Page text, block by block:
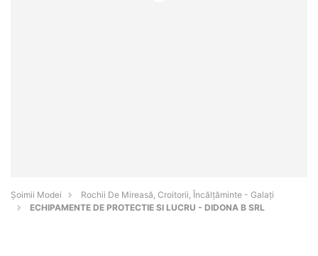
Șoimii Modei
Rochii De Mireasă, Croitorii, Încălțăminte - Galaţi
ECHIPAMENTE DE PROTECTIE SI LUCRU - DIDONA B SRL